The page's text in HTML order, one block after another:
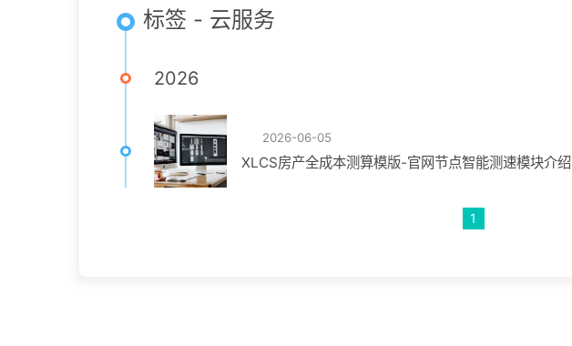
标签 - 云服务
2026
2026-06-05
XLCS房产全成本测算模版-官网节点智能测速模块介绍
1